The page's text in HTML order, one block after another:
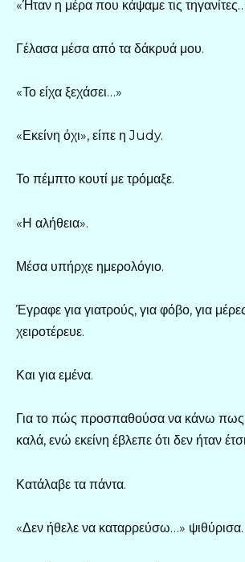
«Ήταν η μέρα που κάψαμε τις
Γέλασα μέσα από τα δάκρυά μου.
«Το είχα ξεχάσει…»
«Εκείνη όχι», είπε η Judy.
Το πέμπτο κουτί με τρόμαξε.
«Η αλήθεια».
Μέσα υπήρχε ημερολόγιο.
Έγραφε για γιατρούς, για φόβο, για
χειροτέρευε.
Και για εμένα.
Για το πώς προσπαθούσα να κάνω
καλά, ενώ εκείνη έβλεπε ότι δεν ήταν
Κατάλαβε τα πάντα.
«Δεν ήθελε να καταρρεύσω…» ψιθύρισα.